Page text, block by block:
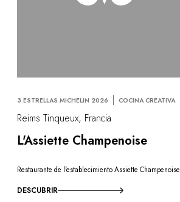
3 ESTRELLAS MICHELIN 2026 COCINA CREATIVA
Reims Tinqueux, Francia
L'Assiette Champenoise
Restaurante de l'establecimiento Assiette Champenoise
DESCUBRIR